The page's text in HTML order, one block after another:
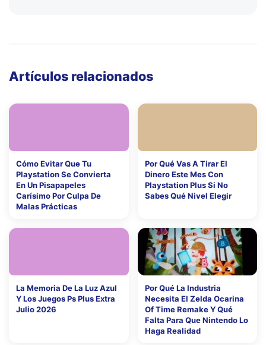
Artículos relacionados
Cómo Evitar Que Tu
Playstation Se Convierta
En Un Pisapapeles
Carísimo Por Culpa De
Malas Prácticas
Por Qué Vas A Tirar El
Dinero Este Mes Con
Playstation Plus Si No
Sabes Qué Nivel Elegir
La Memoria De La Luz Azul
Y Los Juegos Ps Plus Extra
Julio 2026
Por Qué La Industria
Necesita El Zelda Ocarina
Of Time Remake Y Qué
Falta Para Que Nintendo Lo
Haga Realidad